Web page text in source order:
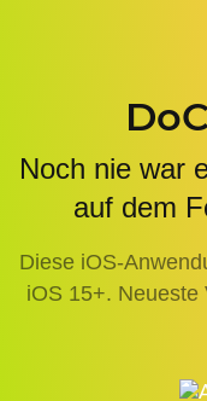
Noch nie war
auf dem
Diese iOS-
iOS 15+. Neueste